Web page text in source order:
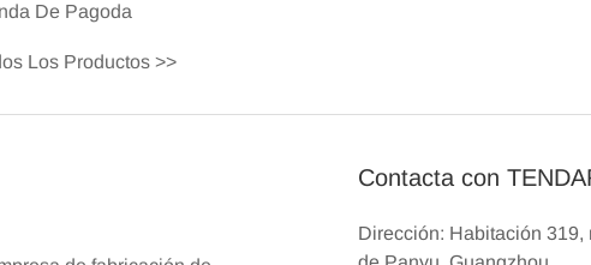
De Pagoda
Los Productos >>
Contacta con
Dirección: Habitación 319,